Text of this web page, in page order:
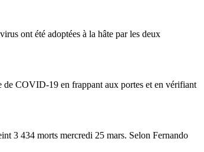
ont été adoptées à la hâte par les deux
de COVID-19 en frappant aux portes et en vérifiant
3 434 morts mercredi 25 mars. Selon Fernando